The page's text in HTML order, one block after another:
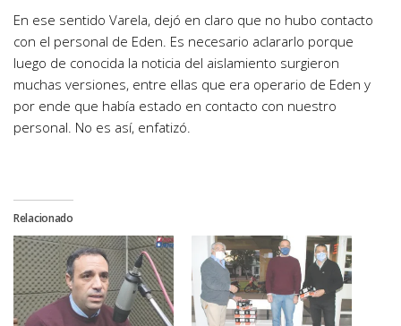
En ese sentido Varela, dejó en claro que no hubo contacto
con el personal de Eden. Es necesario aclararlo porque
luego de conocida la noticia del aislamiento surgieron
muchas versiones, entre ellas que era operario de Eden y
por ende que había estado en contacto con nuestro
personal. No es así, enfatizó.
Relacionado